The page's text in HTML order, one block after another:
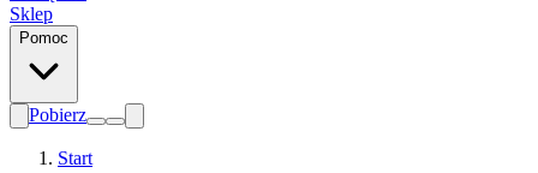
Sklep
Pomoc
Pobierz
Start